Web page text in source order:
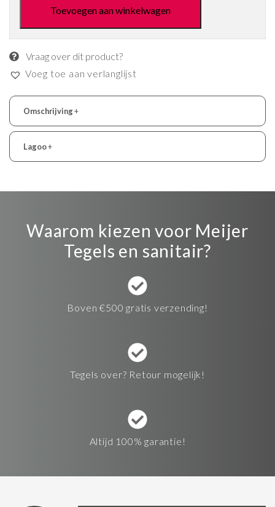
Toevoegen aan winkelwagen
Vraag over dit product?
Voeg toe aan verlanglijst
Omschrijving+
Lagoo+
Waarom kiezen voor Meijer
Tegels en sanitair?
Boven €500 gratis verzending!
Tegels over? Retour mogelijk!
Altijd 100% garantie!